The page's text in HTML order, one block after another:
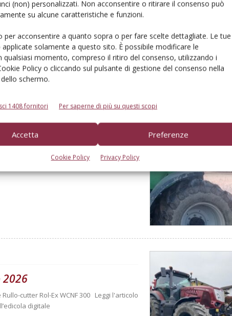
(non) personalizzati. Non acconsentire o ritirare il consenso può
su alcune caratteristiche e funzioni.
per acconsentire a quanto sopra o per fare scelte dettagliate. Le tue
applicate solamente a questo sito. È possibile modificare le
qualsiasi momento, compreso il ritiro del consenso, utilizzando i
Policy o cliccando sul pulsante di gestione del consenso nella
schermo.
1408 fornitori Per saperne di più su questi scopi
Accetta Preferenze
Cookie Policy Privacy Policy
Rol-Ex WCNF 300
2026
Rullo-cutter Rol-Ex WCNF 300 Leggi l'articolo
digitale